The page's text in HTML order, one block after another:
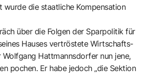
wurde die staatliche Kompensation
über die Folgen der Sparpolitik für
Hauses vertröstete Wirtschafts-
Wolfgang Hattmannsdorfer nun jene,
pochen. Er habe jedoch „die Sektion